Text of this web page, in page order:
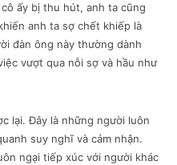
ấy bị thu hút, anh ta cũng
anh ta sợ chết khiếp là
đàn ông này thường dành
vượt qua nỗi sợ và hầu như
lại. Đây là những người luôn
suy nghĩ và cảm nhận.
ngại tiếp xúc với người khác